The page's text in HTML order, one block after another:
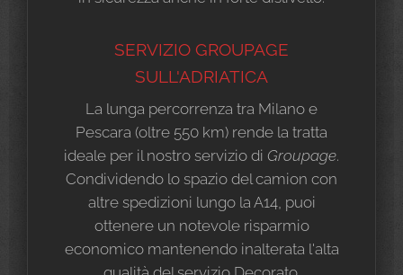
SERVIZIO GROUPAGE
SULL'ADRIATICA
La lunga percorrenza tra Milano e
Pescara (oltre 550 km) rende la tratta
ideale per il nostro servizio di Groupage.
Condividendo lo spazio del camion con
altre spedizioni lungo la A14, puoi
ottenere un notevole risparmio
economico mantenendo inalterata l'alta